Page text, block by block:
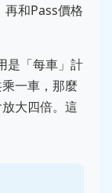
和Pass價格
是「每車」計
一車，那麼
大四倍。這